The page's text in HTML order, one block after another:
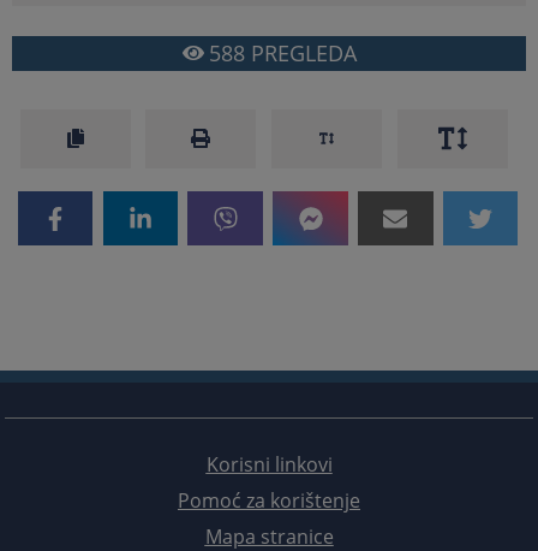
588PREGLEDA
Korisni linkovi
Pomoć za korištenje
Mapa stranice